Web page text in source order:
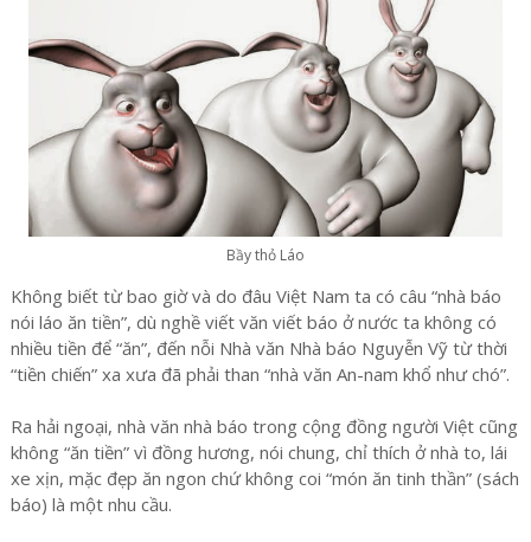
Bầy thỏ Láo
Không biết từ bao giờ và do đâu Việt Nam ta có câu “nhà báo
nói láo ăn tiền”, dù nghề viết văn viết báo ở nước ta không có
nhiều tiền để “ăn”, đến nỗi Nhà văn Nhà báo Nguyễn Vỹ từ thời
“tiền chiến” xa xưa đã phải than “nhà văn An-nam khổ như chó”.
Ra hải ngoại, nhà văn nhà báo trong cộng đồng người Việt cũng
không “ăn tiền” vì đồng hương, nói chung, chỉ thích ở nhà to, lái
xe xịn, mặc đẹp ăn ngon chứ không coi “món ăn tinh thần” (sách
báo) là một nhu cầu.